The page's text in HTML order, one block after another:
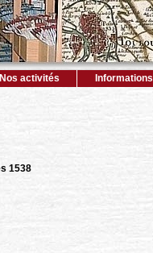
Nos activités Informations
1538